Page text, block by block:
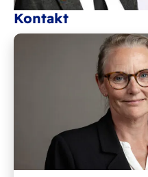
Kontakt